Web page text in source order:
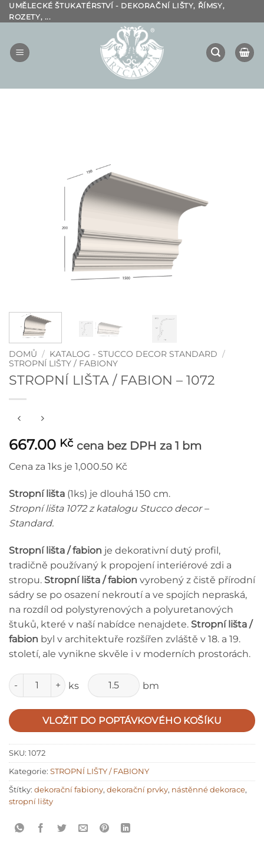
Přeskočit
na
UMĚLECKÉ ŠTUKATÉRSTVÍ - DEKORAČNÍ LIŠTY, ŘÍMSY,
ROZETY, ...
DOMŮ / KATALOG - STUCCO DECOR STANDARD /
STROPNÍ LIŠTY / FABIONY
STROPNÍ LIŠTA / FABION – 1072
667.00 Kč cena bez DPH za 1 bm
Cena za 1ks je 1,000.50 Kč
Stropní lišta (1ks) je dlouhá 150 cm.
Stropní lišta 1072 z katalogu Stucco decor –
Standard.
Stropní lišta / fabion je dekorativní dutý profil,
tradičně používaný k propojení interiérové zdi a
stropu. Stropní lišta / fabion vyrobený z čistě přírodní
sádry se po osazení nekroutí a ve spojích nepraská,
na rozdíl od polystyrenových a polyuretanových
štuků, které v naší nabídce nenajdete. Stropní lišta /
fabion byl v architektuře rozšířen zvláště v 18. a 19.
století, ale vynikne skvěle i v moderních prostorách.
bm
Množství
ks
VLOŽIT DO POPTÁVKOVÉHO KOŠÍKU
SKU: 1072
Kategorie: STROPNÍ LIŠTY / FABIONY
Štítky: dekorační fabiony, dekorační prvky, nástěnné dekorace,
stropní lišty